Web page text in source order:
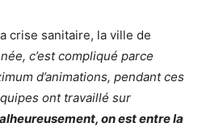
crise sanitaire, la ville de
c’est compliqué parce
d’animations, pendant ces
ont travaillé sur
on est entre la